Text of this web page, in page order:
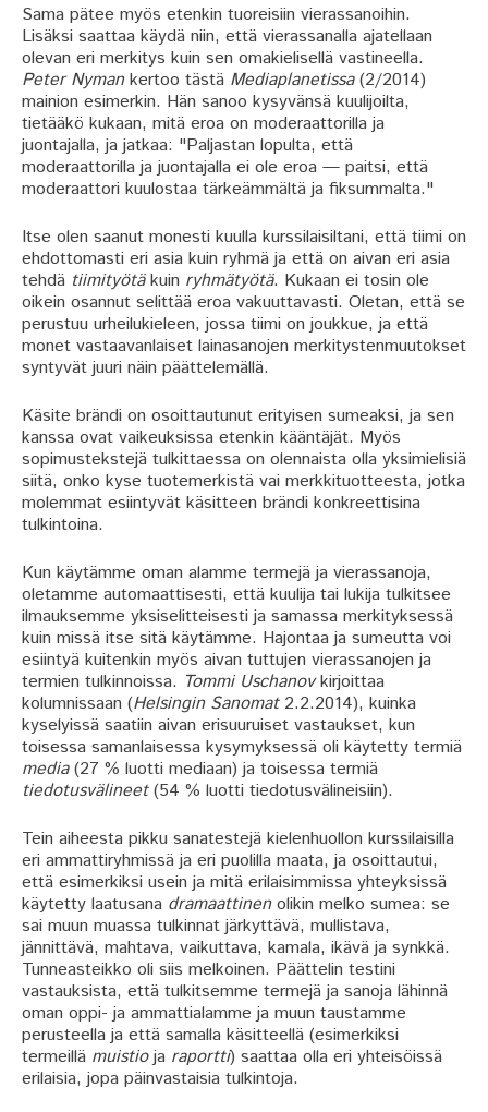
Sama pätee myös etenkin tuoreisiin vierassanoihin.
Lisäksi saattaa käydä niin, että vierassanalla ajatellaan
olevan eri merkitys kuin sen omakielisellä vastineella.
Peter Nymankertoo tästä Mediaplanetissa(2/2014)
mainion esimerkin. Hän sanoo kysyvänsä kuulijoilta,
tietääkö kukaan, mitä eroa on moderaattorilla ja
juontajalla, ja jatkaa: "Paljastan lopulta, että
moderaattorilla ja juontajalla ei ole eroa — paitsi, että
moderaattori kuulostaa tärkeämmältä ja fiksummalta."
Itse olen saanut monesti kuulla kurssilaisiltani, että tiimi on
ehdottomasti eri asia kuin ryhmä ja että on aivan eri asia
tehdä tiimityötäkuin ryhmätyötä. Kukaan ei tosin ole
oikein osannut selittää eroa vakuuttavasti. Oletan, että se
perustuu urheilukieleen, jossa tiimi on joukkue, ja että
monet vastaavanlaiset lainasanojen merkitystenmuutokset
syntyvät juuri näin päättelemällä.
Käsite brändi on osoittautunut erityisen sumeaksi, ja sen
kanssa ovat vaikeuksissa etenkin kääntäjät. Myös
sopimustekstejä tulkittaessa on olennaista olla yksimielisiä
siitä, onko kyse tuotemerkistä vai merkkituotteesta, jotka
molemmat esiintyvät käsitteen brändi konkreettisina
tulkintoina.
Kun käytämme oman alamme termejä ja vierassanoja,
oletamme automaattisesti, että kuulija tai lukija tulkitsee
ilmauksemme yksiselitteisesti ja samassa merkityksessä
kuin missä itse sitä käytämme. Hajontaa ja sumeutta voi
esiintyä kuitenkin myös aivan tuttujen vierassanojen ja
termien tulkinnoissa. Tommi Uschanovkirjoittaa
kolumnissaan (Helsingin Sanomat2.2.2014), kuinka
kyselyissä saatiin aivan erisuuruiset vastaukset, kun
toisessa samanlaisessa kysymyksessä oli käytetty termiä
media(27 % luotti mediaan) ja toisessa termiä
tiedotusvälineet(54 % luotti tiedotusvälineisiin).
Tein aiheesta pikku sanatestejä kielenhuollon kurssilaisilla
eri ammattiryhmissä ja eri puolilla maata, ja osoittautui,
että esimerkiksi usein ja mitä erilaisimmissa yhteyksissä
käytetty laatusana dramaattinenolikin melko sumea: se
sai muun muassa tulkinnat järkyttävä, mullistava,
jännittävä, mahtava, vaikuttava, kamala, ikävä ja synkkä.
Tunneasteikko oli siis melkoinen. Päättelin testini
vastauksista, että tulkitsemme termejä ja sanoja lähinnä
oman oppi- ja ammattialamme ja muun taustamme
perusteella ja että samalla käsitteellä (esimerkiksi
termeillä muistioja raportti) saattaa olla eri yhteisöissä
erilaisia, jopa päinvastaisia tulkintoja.